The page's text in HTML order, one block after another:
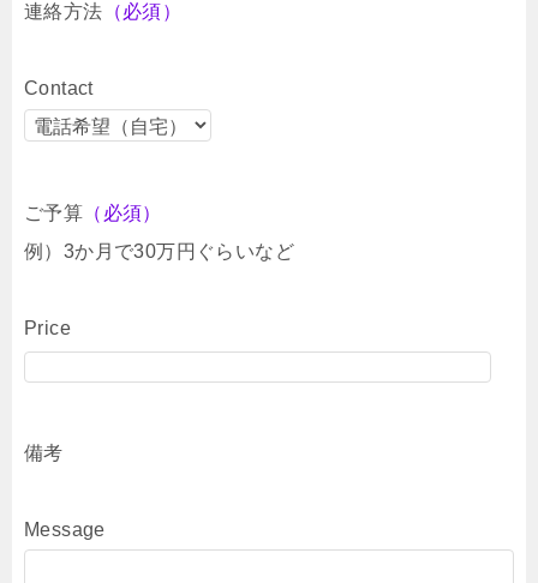
連絡方法 （必須）
Contact
ご予算 （必須）
例）3か月で30万円ぐらいなど
Price
備考
Message